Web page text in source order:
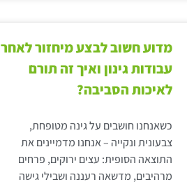
מדוע חשוב לבצע מיחזור לאחר
עבודות גינון ואיך זה תורם
לאיכות הסביבה?
כשאנחנו חושבים על גינה מטופחת,
צבעונית ונקייה – אנחנו מדמיינים את
התוצאה הסופית: עצים ירוקים, פרחים
מרהיבים, מדשאה רעננה ושבילי גישה